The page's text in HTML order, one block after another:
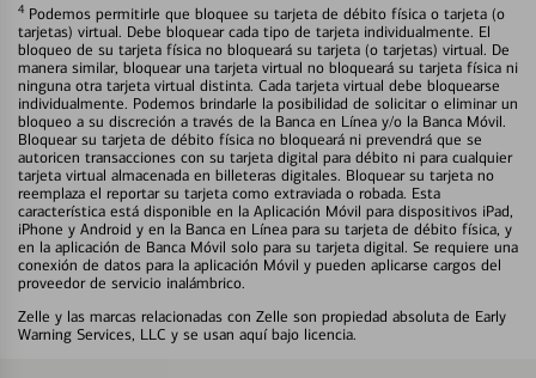
4 Podemos permitirle que bloquee su tarjeta de débito física o tarjeta (o
tarjetas) virtual. Debe bloquear cada tipo de tarjeta individualmente. El
bloqueo de su tarjeta física no bloqueará su tarjeta (o tarjetas) virtual. De
manera similar, bloquear una tarjeta virtual no bloqueará su tarjeta física ni
ninguna otra tarjeta virtual distinta. Cada tarjeta virtual debe bloquearse
individualmente. Podemos brindarle la posibilidad de solicitar o eliminar un
bloqueo a su discreción a través de la Banca en Línea y/o la Banca Móvil.
Bloquear su tarjeta de débito física no bloqueará ni prevendrá que se
autoricen transacciones con su tarjeta digital para débito ni para cualquier
tarjeta virtual almacenada en billeteras digitales. Bloquear su tarjeta no
reemplaza el reportar su tarjeta como extraviada o robada. Esta
característica está disponible en la Aplicación Móvil para dispositivos iPad,
iPhone y Android y en la Banca en Línea para su tarjeta de débito física, y
en la aplicación de Banca Móvil solo para su tarjeta digital. Se requiere una
conexión de datos para la aplicación Móvil y pueden aplicarse cargos del
proveedor de servicio inalámbrico.
Zelle y las marcas relacionadas con Zelle son propiedad absoluta de Early
Warning Services, LLC y se usan aquí bajo licencia.